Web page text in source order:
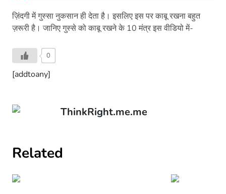
ज़िंदगी में गुस्सा नुकसान ही देता है। इसलिए इस पर काबू रखना बहुत
ज़रूरी है। जानिए गुस्से को काबू रखने के 10 मंत्र इस वीडियो में-
0
[addtoany]
ThinkRight.me.me
Related